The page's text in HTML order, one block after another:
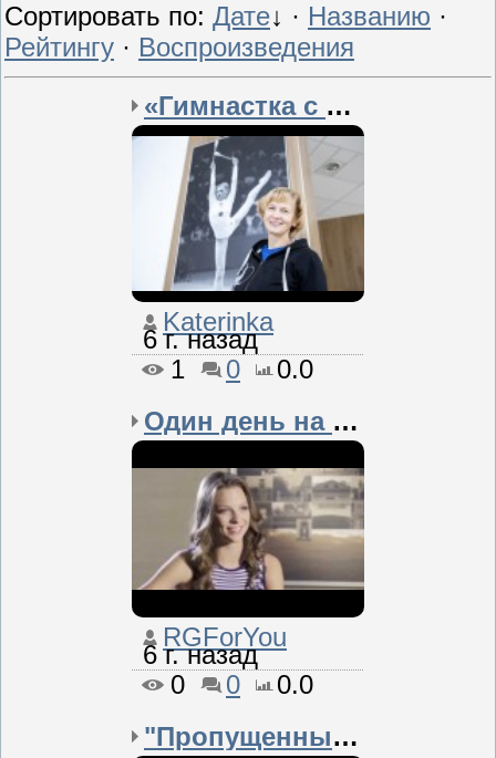
Сортировать по: Дате↓ · Названию ·
Рейтингу · Воспроизведения
«Гимнастка с душой поэт...
Katerinka
6 г. назад
1
0
0.0
Один день на пути к Оли...
RGForYou
6 г. назад
0
0
0.0
"Пропущенные нюанс...